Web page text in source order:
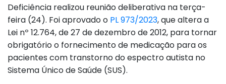
Deficiência realizou reunião deliberativa na terça-
feira (24). Foi aprovado o PL 973/2023, que altera a
Lei nº 12.764, de 27 de dezembro de 2012, para tornar
obrigatório o fornecimento de medicação para os
pacientes com transtorno do espectro autista no
Sistema Único de Saúde (SUS).